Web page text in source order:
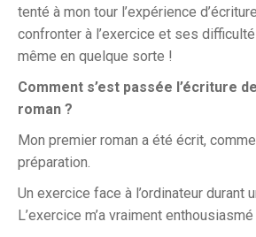
tenté à mon tour l’expérience
confronter à l’exercice et ses
même en quelque sorte !
Comment s’est passée l’écriture
roman ?
Mon premier roman a été écrit,
préparation.
Un exercice face à l’ordinateur durant
L’exercice m’a vraiment enthousiasmé